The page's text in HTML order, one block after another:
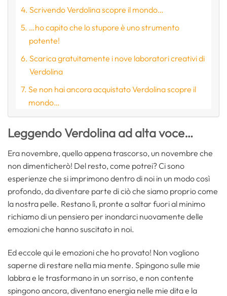
Scrivendo Verdolina scopre il mondo…
…ho capito che lo stupore è uno strumento
potente!
Scarica gratuitamente i nove laboratori creativi di
Verdolina
Se non hai ancora acquistato Verdolina scopre il
mondo…
Leggendo Verdolina ad alta voce…
Era novembre, quello appena trascorso, un novembre che
non dimenticherò! Del resto, come potrei? Ci sono
esperienze che si imprimono dentro di noi in un modo così
profondo, da diventare parte di ciò che siamo proprio come
la nostra pelle. Restano lì, pronte a saltar fuori al minimo
richiamo di un pensiero per inondarci nuovamente delle
emozioni che hanno suscitato in noi.
Ed eccole qui le emozioni che ho provato! Non vogliono
saperne di restare nella mia mente. Spingono sulle mie
labbra e le trasformano in un sorriso, e non contente
spingono ancora, diventano energia nelle mie dita e la